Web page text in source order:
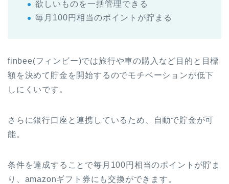
欲しいものを一括管理できる
毎月100円相当のポイントが貯まる
finbee(フィンビー)では旅行や車の購入など目的と目標
額を決めて貯金を開始するのでモチベーションが低下
しにくいです。
さらに銀行口座と連携しているため、自動で貯金が可
能。
条件を達成することで毎月100円相当のポイントが貯ま
り、amazonギフト券にも交換ができます。